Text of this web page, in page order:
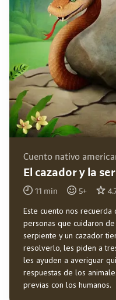
Cuento nativo
El cazador y la
11 min 5+
Este cuento nos
personas que cuidaron
serpiente y un cazador
resolverlo, les piden a
les ayuden a averiguar
respuestas de los
previas con los humanos.